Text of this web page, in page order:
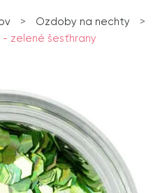
> Ozdoby na nechty
>
zelené šesťhrany